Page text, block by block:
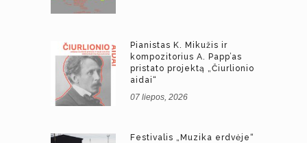
Pianistas K. Mikužis ir
kompozitorius A. Papp’as
pristato projektą „Čiurlionio
aidai“
07 liepos, 2026
Festivalis „Muzika erdvėje“